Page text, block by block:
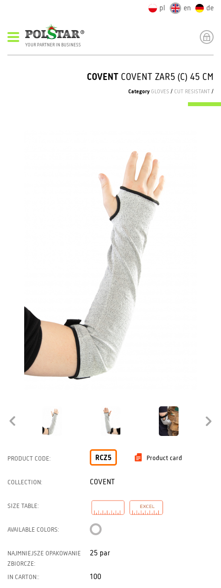
pl en de
YOUR PARTNER IN BUSINESS
COVENT COVENT ZAR5 (C) 45 CM
Category GLOVES / CUT RESISTANT /
PRODUCT CODE: RCZ5 Product card
COLLECTION: COVENT
SIZE TABLE:
AVAILABLE COLORS:
NAJMNIEJSZE OPAKOWANIE
ZBIORCZE:
25 par
IN CARTON:: 100